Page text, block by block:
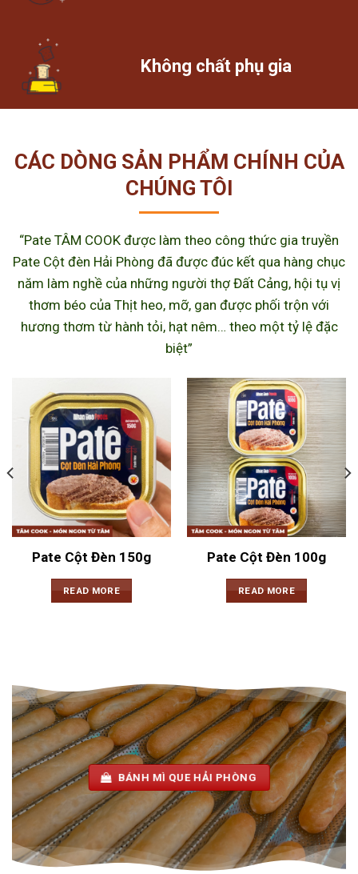
Không chất phụ gia
CÁC DÒNG SẢN PHẨM CHÍNH CỦA
CHÚNG TÔI
“Pate TÂM COOK được làm theo công thức gia truyền
Pate Cột đèn Hải Phòng đã được đúc kết qua hàng chục
năm làm nghề của những người thợ Đất Cảng, hội tụ vị
thơm béo của Thịt heo, mỡ, gan được phối trộn với
hương thơm từ hành tỏi, hạt nêm… theo một tỷ lệ đặc
biệt”
Pate Cột Đèn 150g
READ MORE
Pate Cột Đèn 100g
READ MORE
BÁNH MÌ QUE HẢI PHÒNG